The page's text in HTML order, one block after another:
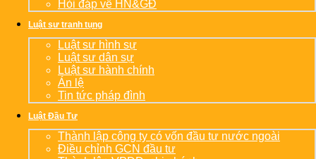
Hỏi đáp về HN&GĐ
Luật sư tranh tụng
Luật sư hình sự
Luật sư dân sự
Luật sư hành chính
Án lệ
Tin tức pháp đình
Luật Đầu Tư
Thành lập công ty có vốn đầu tư nước ngoài
Điều chỉnh GCN đầu tư